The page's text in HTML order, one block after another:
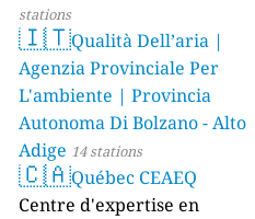
stations
🇮🇹Qualità Dell’aria |
Agenzia Provinciale Per
L'ambiente | Provincia
Autonoma Di Bolzano - Alto
Adige 14 stations
🇨🇦Québec CEAEQ
Centre d'expertise en